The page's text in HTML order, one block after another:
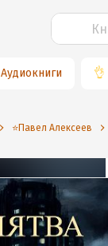
Аудиокниги 👌
⭐️Павел Алексеев